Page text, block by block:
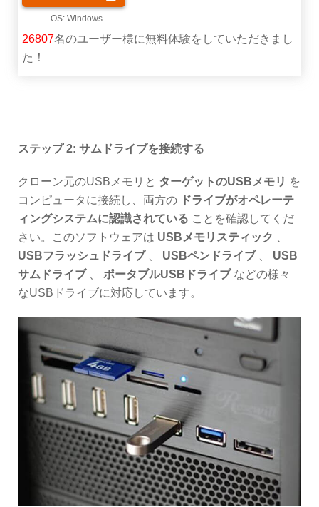
26807名のユーザー様に無料体験をしていただきまし
た！
ステップ 2: サムドライブを接続する
クローン元のUSBメモリと ターゲットのUSBメモリ を
コンピュータに接続し、両方の
ドライブがオペレーテ
ィングシステムに認識されている ことを確認してくだ
さい。このソフトウェアは USBメモリスティック
USBフラッシュドライブ、 USBペンドライブ、 USB
サムドライブ、 ポータブルUSBドライブなどの様々
なUSBドライブに対応しています。